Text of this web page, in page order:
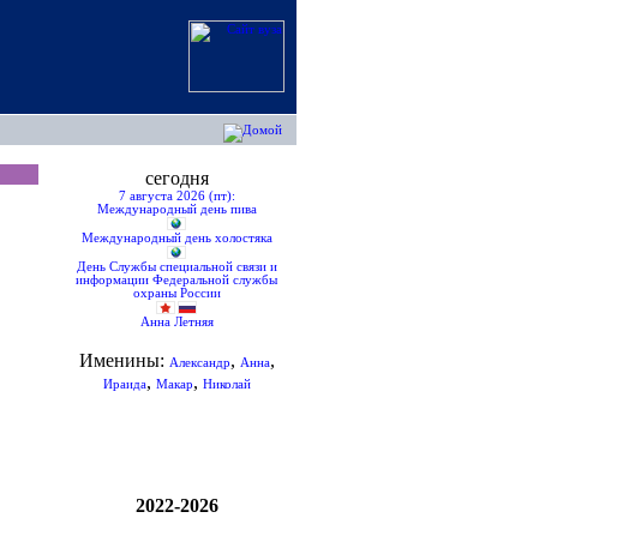
сегодня
7 августа 2026 (пт):
Международный день пива
Международный день холостяка
День Службы специальной связи и
информации Федеральной службы
охраны России
Анна Летняя
Именины: Александр, Анна,
Ираида, Макар, Николай
2022-2026